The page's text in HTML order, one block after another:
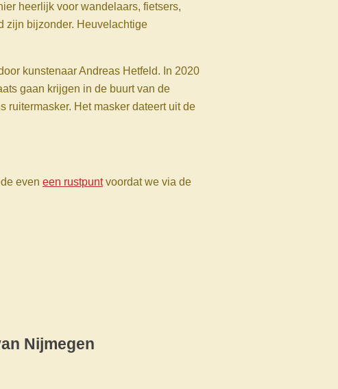
heerlijk voor wandelaars, fietsers,
zijn bijzonder. Heuvelachtige
kunstenaar Andreas Hetfeld. In 2020
gaan krijgen in de buurt van de
ruitermasker. Het masker dateert uit de
even een rustpuntvoordat we via de
Nijmegen